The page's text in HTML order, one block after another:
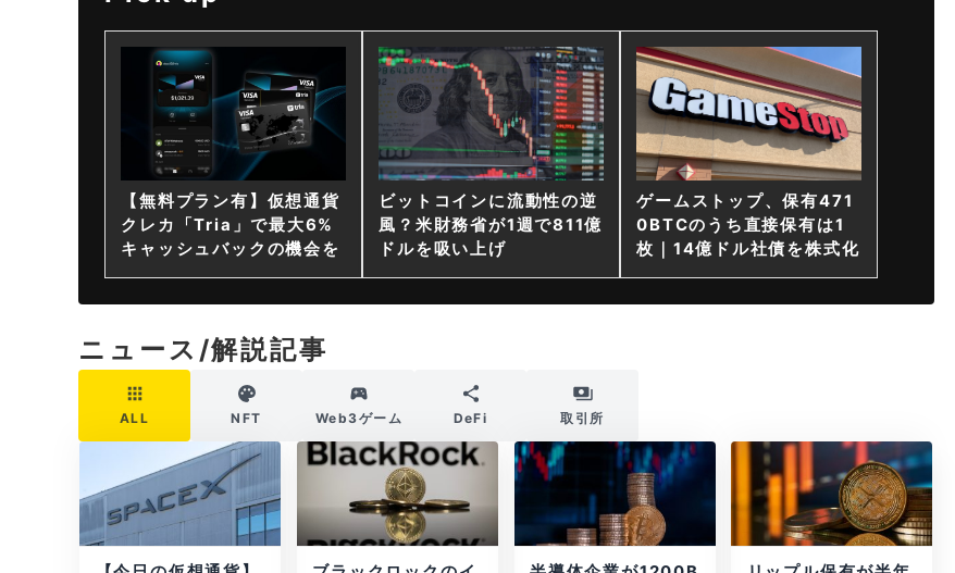
【無料プラン有】仮想通貨
クレカ「Tria」で最大6%
キャッシュバックの機会を
ビットコインに流動性の逆
風？米財務省が1週で811億
ドルを吸い上げ
ゲームストップ、保有471
0BTCのうち直接保有は1
枚｜14億ドル社債を株式化
ニュース/解説記事
ALL NFT Web3ゲーム DeFi 取引所